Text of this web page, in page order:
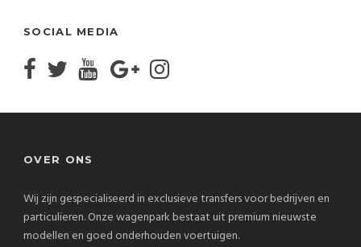
SOCIAL MEDIA
OVER ONS
Wij zijn gespecialiseerd in exclusieve transfers voor bedrijven en
particulieren. Onze wagenpark bestaat uit premium nieuwste
modellen en goed onderhouden voertuigen.